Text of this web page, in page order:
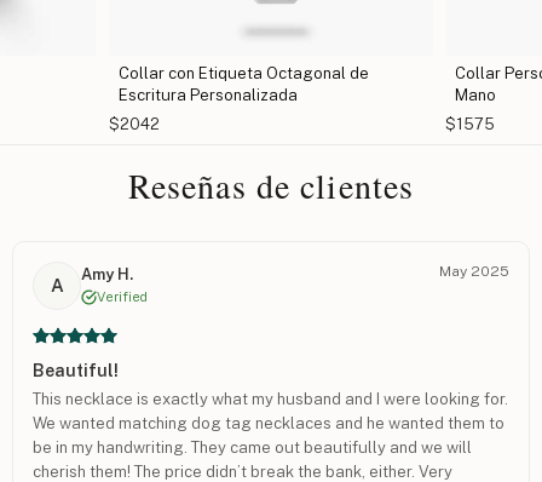
Collar Personalizado con Escritura a
Mano
Reseñas de clientes
A
Amy H.
Verified
May 2025
Beautiful!
This necklace is exactly what my husband and I were looking for.
We wanted matching dog tag necklaces and he wanted them to
be in my handwriting. They came out beautifully and we will
cherish them! The price didn’t break the bank, either. Very